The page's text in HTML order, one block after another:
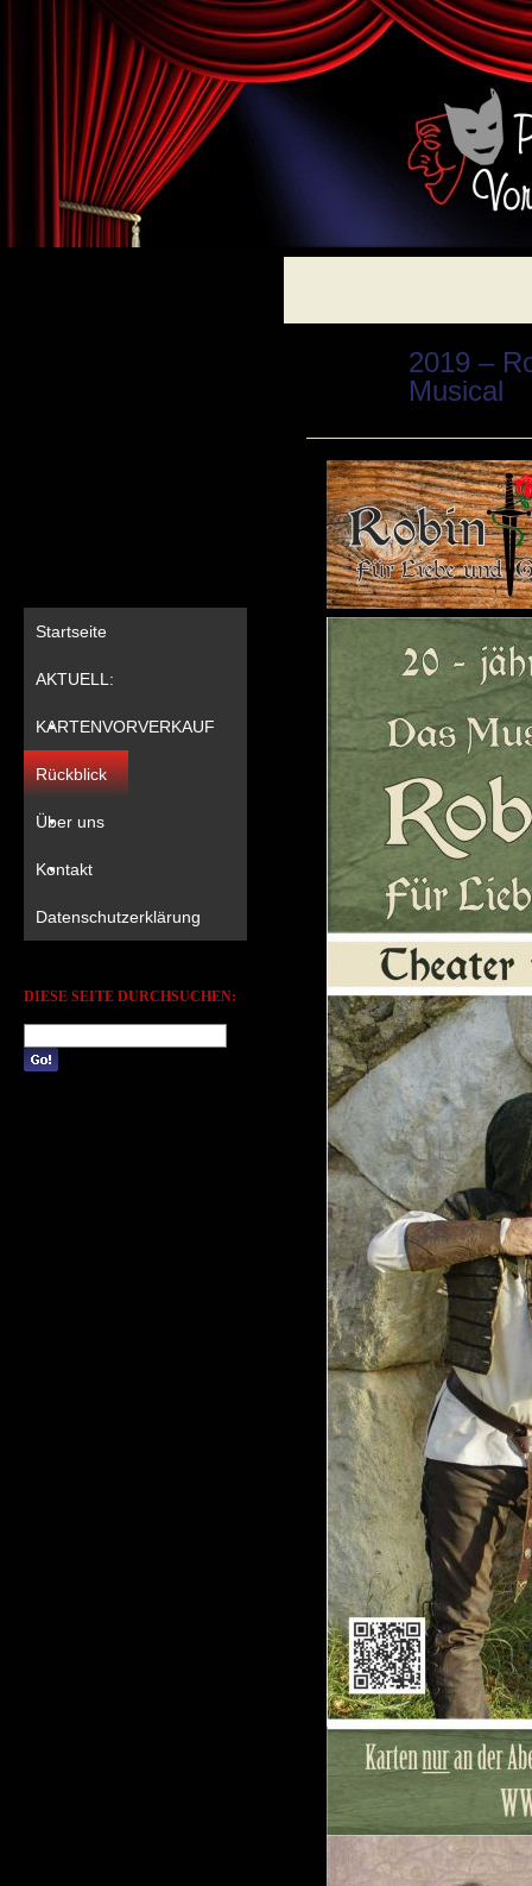
Startseite
AKTUELL:
KARTENVORVERKAUF
Rückblick
Über uns
Kontakt
Datenschutzerklärung
DIESE SEITE DURCHSUCHEN:
2019 –
Musical